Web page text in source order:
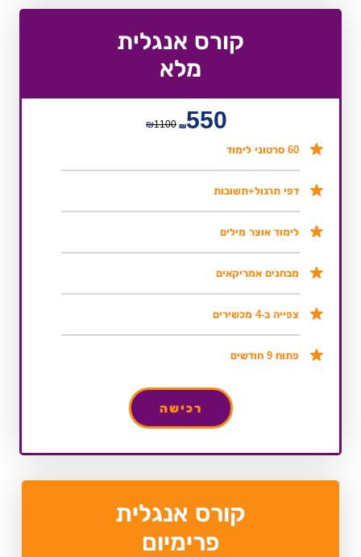
קורס אנגלית
מלא
₪1100 ₪550
60 סרטוני לימוד
דפי תרגול+תשובות
לימוד אוצר מילים
מבחנים אמריקאים
צפייה ב-4 מכשירים
פתוח 9 חודשים
רכישה
קורס אנגלית
פרימיום